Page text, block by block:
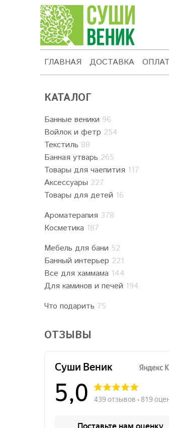
ГЛАВНАЯ ДОСТАВКА
КАТАЛОГ
Банные веники 96
Войлок и фетр 254
Текстиль 88
Банная утварь 265
Товары для чаепития 117
Аксессуары 227
Товары для детей 16
Ароматерапия 378
Косметика 187
Мебель для бани 52
Банный интерьер 221
Все для хаммама 144
Для каминов и печей 194
Что подарить 75
ОТЗЫВЫ